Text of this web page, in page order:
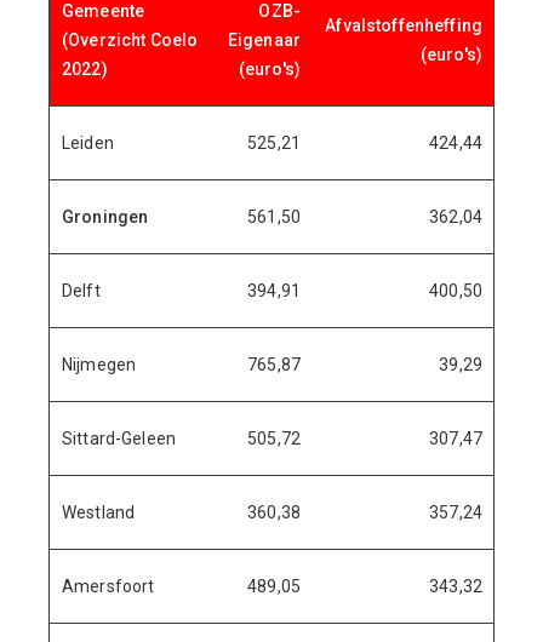
Gemeente
(Overzicht Coelo
2022)
OZB-
Eigenaar
(euro's)
Afvalstoffenheffing
(euro's)
Leiden 525,21 424,44
Groningen 561,50 362,04
Delft 394,91 400,50
Nijmegen 765,87 39,29
Sittard-Geleen 505,72 307,47
Westland 360,38 357,24
Amersfoort 489,05 343,32